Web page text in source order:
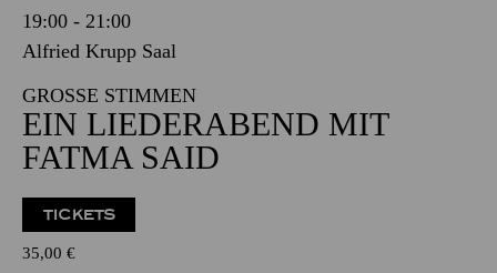
19:00 - 21:00
Alfried Krupp Saal
GROSSE STIMMEN
EIN LIEDERABEND MIT
FATMA SAID
TICKETS
35,00 €